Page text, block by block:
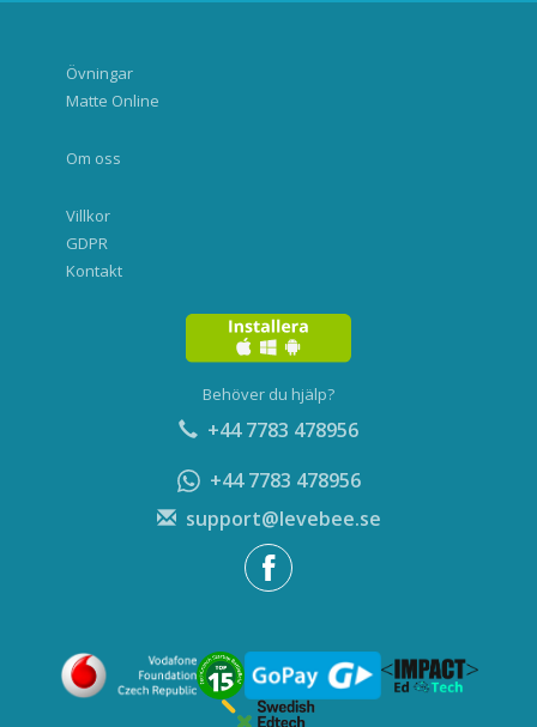
Övningar
Matte Online
Om oss
Villkor
GDPR
Kontakt
Behöver du hjälp?
+44 7783 478956
+44 7783 478956
support@levebee.se